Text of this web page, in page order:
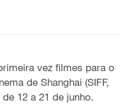
vez filmes para o
de Shanghai (SIFF,
de 12 a21 de junho.